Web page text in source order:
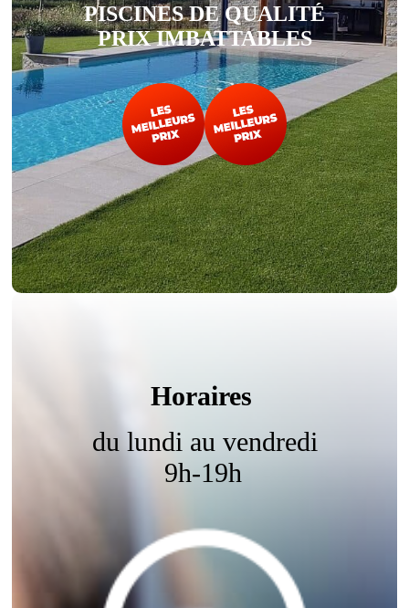
PISCINES DE QUALITÉ
PRIX IMBATTABLES
Horaires
du lundi au vendredi
9h-19h